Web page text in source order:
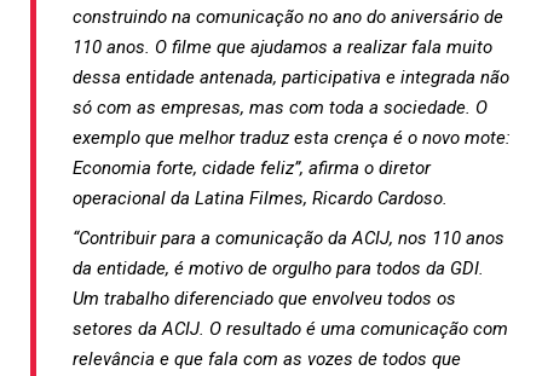
construindo na comunicação no ano do aniversário de
110 anos. O filme que ajudamos a realizar fala muito
dessa entidade antenada, participativa e integrada não
só com as empresas, mas com toda a sociedade. O
exemplo que melhor traduz esta crença é o novo mote:
Economia forte, cidade feliz”, afirma o diretor
operacional da Latina Filmes, Ricardo Cardoso.
“Contribuir para a comunicação da ACIJ, nos 110 anos
da entidade, é motivo de orgulho para todos da GDI.
Um trabalho diferenciado que envolveu todos os
setores da ACIJ. O resultado é uma comunicação com
relevância e que fala com as vozes de todos que